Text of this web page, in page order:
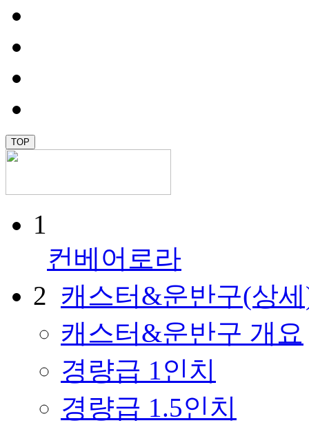
TOP
1
컨베어로라
2 캐스터&운반구(상
캐스터&운반구 개요
경량급 1인치
경량급 1.5인치